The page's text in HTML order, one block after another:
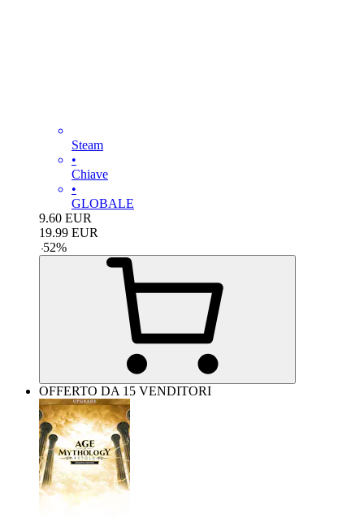
Steam
•
Chiave
•
GLOBALE
9.60 EUR
19.99 EUR
-52%
OFFERTO DA 15 VENDITORI